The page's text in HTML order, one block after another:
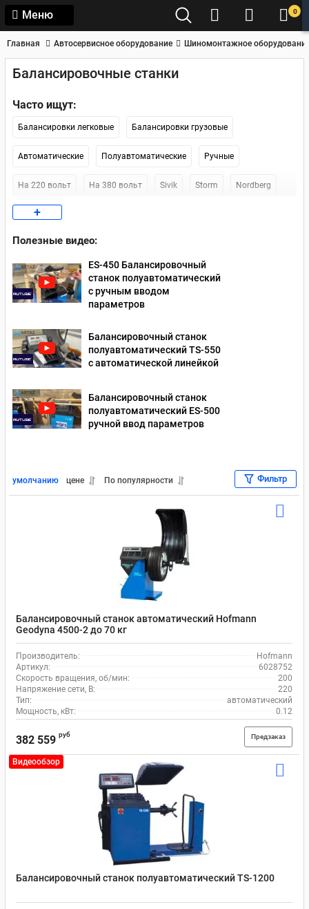
Меню 0
Главная Автосервисное оборудование Шиномонтажное
Балансировочные станки
Часто ищут:
Балансировки легковые Балансировки грузовые
Автоматические Полуавтоматические Ручные
На 220 вольт На 380 вольт Sivik Storm Nordberg
Sicam
Наличие в СПб
+
Полезные видео:
ES-450 Балансировочный
станок полуавтоматический
с ручным вводом
параметров
Балансировочный станок
полуавтоматический TS-550
с автоматической линейкой
Балансировочный станок
полуавтоматический ES-500
ручной ввод параметров
умолчанию цене По популярности Фильтр
Балансировочный станок автоматический Hofmann
Geodyna 4500-2 до 70 кг
Производитель:
Hofmann
Артикул:
6028752
Скорость вращения, об/мин:
200
Напряжение сети, В:
220
Тип:
автоматический
Мощность, кВт:
0.12
382 559 руб Предзаказ
Видеообзор
Балансировочный станок полуавтоматический TS-1200